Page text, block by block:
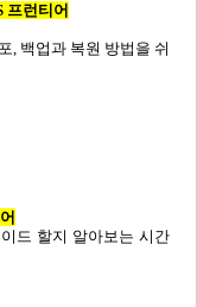
프런티어
, 백업과 복원 방법을 쉬
드 할지 알아보는 시간